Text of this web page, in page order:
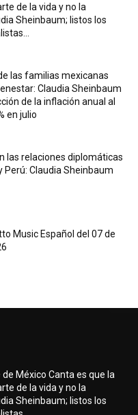
de la vida y no la
Sheinbaum; listos los
las familias mexicanas
Claudia Sheinbaum
de la inflación anual al
en julio
las relaciones diplomáticas
Perú: Claudia Sheinbaum
Music Español del 07 de
México Canta es que la
de la vida y no la
Sheinbaum; listos los